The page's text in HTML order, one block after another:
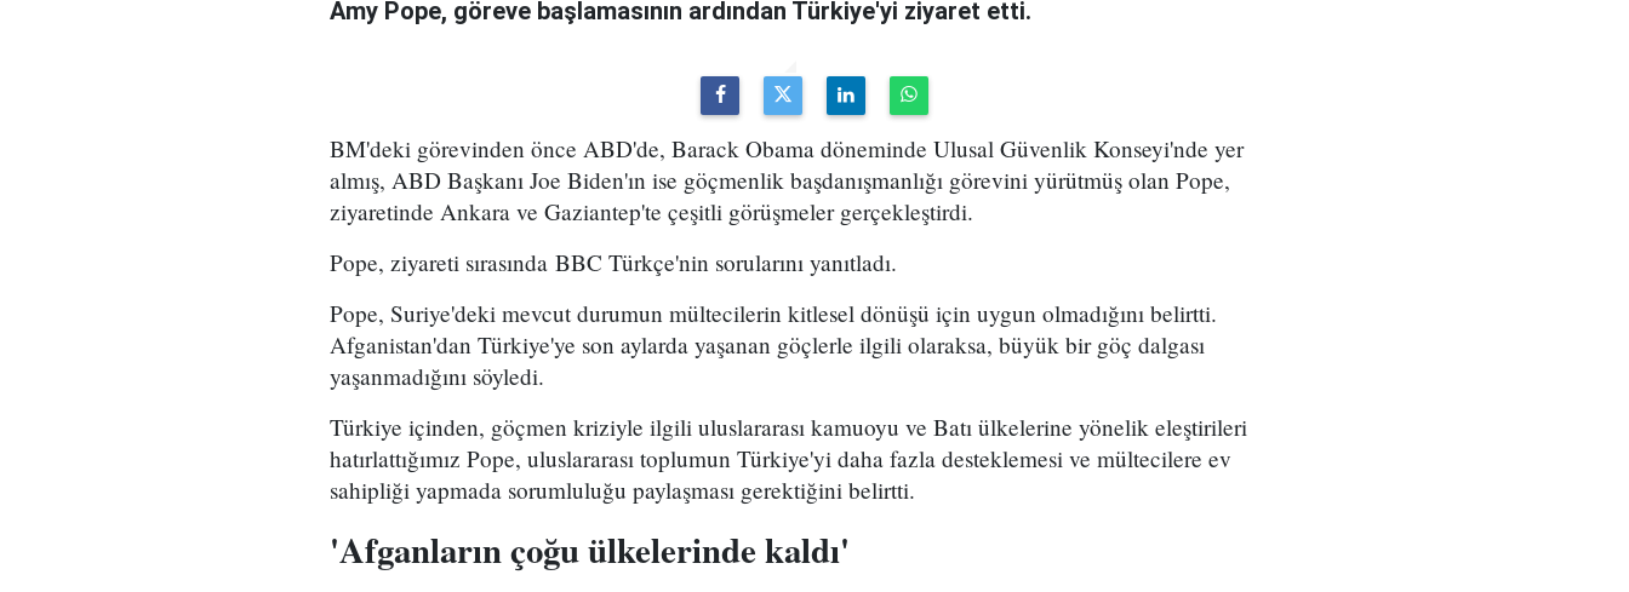
Amy Pope, göreve başlamasının ardından Türkiye'yi ziyaret etti.
BM'deki görevinden önce ABD'de, Barack Obama döneminde Ulusal Güvenlik Konseyi'nde yer
almış, ABD Başkanı Joe Biden'ın ise göçmenlik başdanışmanlığı görevini yürütmüş olan Pope,
ziyaretinde Ankara ve Gaziantep'te çeşitli görüşmeler gerçekleştirdi.
Pope, ziyareti sırasında BBC Türkçe'nin sorularını yanıtladı.
Pope, Suriye'deki mevcut durumun mültecilerin kitlesel dönüşü için uygun olmadığını belirtti.
Afganistan'dan Türkiye'ye son aylarda yaşanan göçlerle ilgili olaraksa, büyük bir göç dalgası
yaşanmadığını söyledi.
Türkiye içinden, göçmen kriziyle ilgili uluslararası kamuoyu ve Batı ülkelerine yönelik eleştirileri
hatırlattığımız Pope, uluslararası toplumun Türkiye'yi daha fazla desteklemesi ve mültecilere ev
sahipliği yapmada sorumluluğu paylaşması gerektiğini belirtti.
'Afganların çoğu ülkelerinde kaldı'